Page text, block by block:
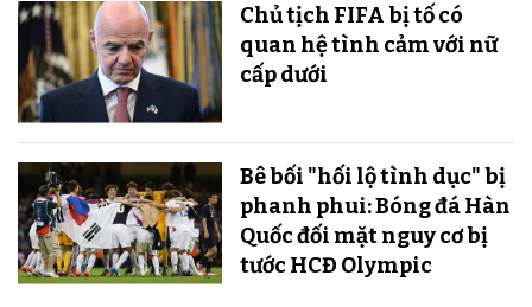
Chủ tịch FIFA bị tố có
quan hệ tình cảm với nữ
cấp dưới
Bê bối "hối lộ tình dục" bị
phanh phui: Bóng đá Hàn
Quốc đối mặt nguy cơ bị
tước HCĐ Olympic